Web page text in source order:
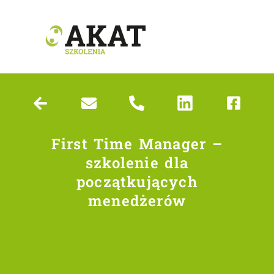
First Time Manager –
szkolenie dla
początkujących
menedżerów